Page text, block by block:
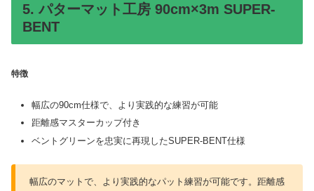
5. パターマット工房 90cm×3m SUPER-
BENT
特徴
幅広の90cm仕様で、より実践的な練習が可能
距離感マスターカップ付き
ベントグリーンを忠実に再現したSUPER-BENT仕様
幅広のマットで、より実践的なパット練習が可能です。距離感